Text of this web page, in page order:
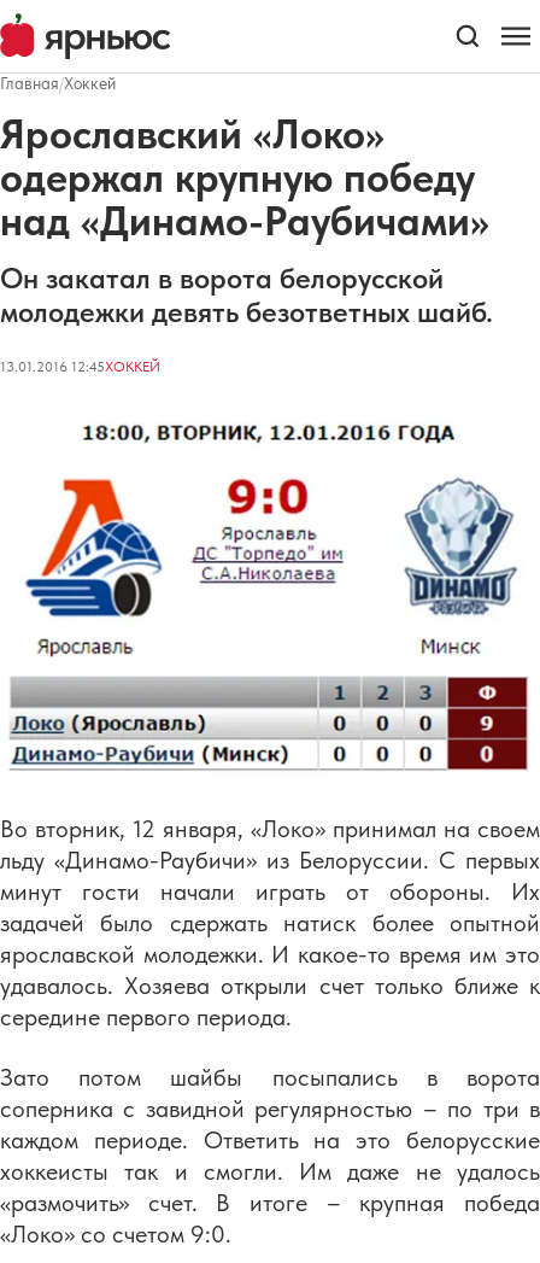
Главная/Хоккей
Ярославский «Локо»
одержал крупную победу
над «Динамо-Раубичами»
Он закатал в ворота белорусской
молодежки девять безответных шайб.
13.01.2016 12:45ХОККЕЙ
Во вторник, 12 января, «Локо» принимал на своем
льду «Динамо-Раубичи» из Белоруссии. С первых
минут гости начали играть от обороны. Их
задачей было сдержать натиск более опытной
ярославской молодежки. И какое-то время им это
удавалось. Хозяева открыли счет только ближе к
середине первого периода.
Зато потом шайбы посыпались в ворота
соперника с завидной регулярностью – по три в
каждом периоде. Ответить на это белорусские
хоккеисты так и смогли. Им даже не удалось
«размочить» счет. В итоге – крупная победа
«Локо» со счетом 9:0.